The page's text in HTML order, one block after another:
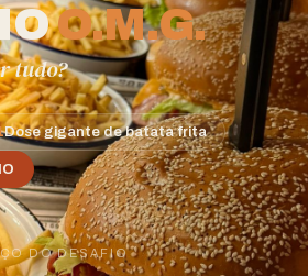
O.M.G.
tudo?
Dose gigante de batata frita
DO DESAFIO